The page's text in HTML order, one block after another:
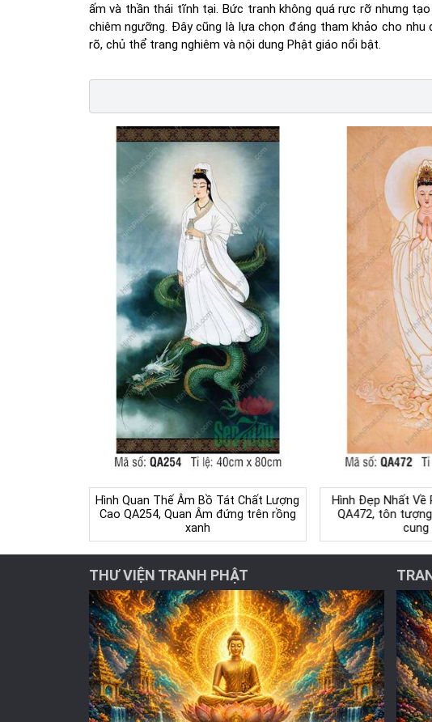
ấm và thần thái tĩnh tại. Bức tranh không quá rực rỡ nhưng
chiêm ngưỡng. Đây cũng là lựa chọn đáng tham khảo cho nhu
rõ, chủ thể trang nghiêm và nội dung Phật giáo nổi bật.
Hình Quan Thế Âm Bồ Tát Chất Lượng
Cao QA254, Quan Âm đứng trên rồng
xanh
Hình Đẹp Nhất Về
QA472, tôn
cung
THƯ VIỆN TRANH PHẬT